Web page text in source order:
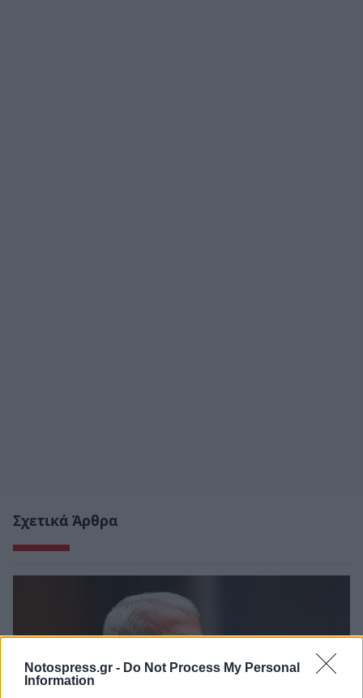
Notospress.gr - Do Not Process My Personal
Information
Σχετικά Άρθρα